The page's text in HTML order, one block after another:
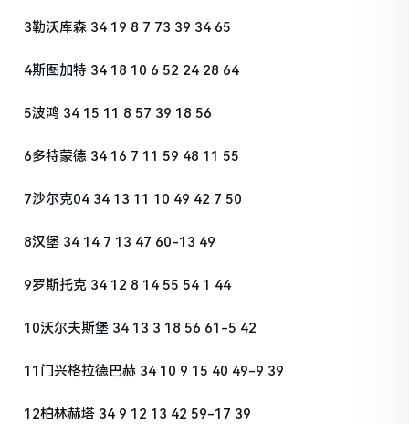
3勒沃库森 34 19 8 7 73 39 34 65
4斯图加特 34 18 10 6 52 24 28 64
5波鸿 34 15 11 8 57 39 18 56
6多特蒙德 34 16 7 11 59 48 11 55
7沙尔克04 34 13 11 10 49 42 7 50
8汉堡 34 14 7 13 47 60-13 49
9罗斯托克 34 12 8 14 55 54 1 44
10沃尔夫斯堡 34 13 3 18 56 61-5 42
11门兴格拉德巴赫 34 10 9 15 40 49-9 39
12柏林赫塔 34 9 12 13 42 59-17 39